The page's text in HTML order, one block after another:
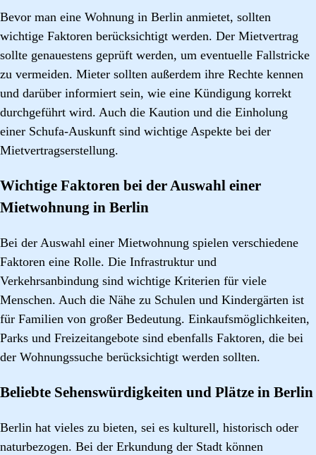
Bevor man eine Wohnung in Berlin anmietet, sollten
wichtige Faktoren berücksichtigt werden. Der Mietvertrag
sollte genauestens geprüft werden, um eventuelle Fallstricke
zu vermeiden. Mieter sollten außerdem ihre Rechte kennen
und darüber informiert sein, wie eine Kündigung korrekt
durchgeführt wird. Auch die Kaution und die Einholung
einer Schufa-Auskunft sind wichtige Aspekte bei der
Mietvertragserstellung.
Wichtige Faktoren bei der Auswahl einer
Mietwohnung in Berlin
Bei der Auswahl einer Mietwohnung spielen verschiedene
Faktoren eine Rolle. Die Infrastruktur und
Verkehrsanbindung sind wichtige Kriterien für viele
Menschen. Auch die Nähe zu Schulen und Kindergärten ist
für Familien von großer Bedeutung. Einkaufsmöglichkeiten,
Parks und Freizeitangebote sind ebenfalls Faktoren, die bei
der Wohnungssuche berücksichtigt werden sollten.
Beliebte Sehenswürdigkeiten und Plätze in Berlin
Berlin hat vieles zu bieten, sei es kulturell, historisch oder
naturbezogen. Bei der Erkundung der Stadt können